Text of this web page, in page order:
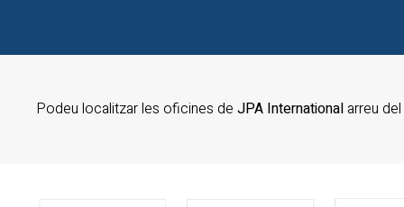
Podeu localitzar les oficines de JPA Internationalarreu